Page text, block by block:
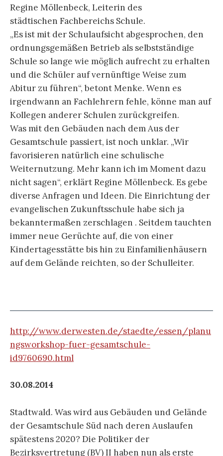
Regine Möllenbeck, Leiterin des
städtischen Fachbereichs Schule.
„Es ist mit der Schulaufsicht abgesprochen, den
ordnungsgemäßen Betrieb als selbstständige
Schule so lange wie möglich aufrecht zu erhalten
und die Schüler auf vernünftige Weise zum
Abitur zu führen“, betont Menke. Wenn es
irgendwann an Fachlehrern fehle, könne man auf
Kollegen anderer Schulen zurückgreifen.
Was mit den Gebäuden nach dem Aus der
Gesamtschule passiert, ist noch unklar. „Wir
favorisieren natürlich eine schulische
Weiternutzung. Mehr kann ich im Moment dazu
nicht sagen“, erklärt Regine Möllenbeck. Es gebe
diverse Anfragen und Ideen. Die Einrichtung der
evangelischen Zukunftsschule habe sich ja
bekanntermaßen zerschlagen . Seitdem tauchten
immer neue Gerüchte auf, die von einer
Kindertagesstätte bis hin zu Einfamilienhäusern
auf dem Gelände reichten, so der Schulleiter.
http://www.derwesten.de/staedte/essen/planu
ngsworkshop-fuer-gesamtschule-
id9760690.html
30.08.2014
Stadtwald. Was wird aus Gebäuden und Gelände
der Gesamtschule Süd nach deren Auslaufen
spätestens 2020? Die Politiker der
Bezirksvertretung (BV) II haben nun als erste